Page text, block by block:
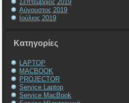
Σεπτέμβριος 2019
Αύγουστος 2019
Ιούλιος 2019
Kατηγορίες
LAPTOP
MACBOOK
PROJECTOR
Service Laptop
Service MacBook